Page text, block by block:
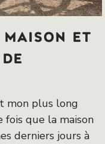
et
mon plus long
que la maison
derniers jours à